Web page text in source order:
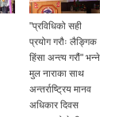
"प्रविधिको सही
प्रयोग गरौः लैङ्गिक
हिंसा अन्त्य गरौं" भन्ने
मुल नाराका साथ
अन्तर्राष्ट्रिय मानव
अधिकार दिवस